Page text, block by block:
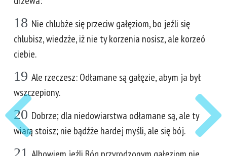
18 Nie chlubże się przeciw gałęziom, bo jeźli się
chlubisz, wiedzże, iż nie ty korzenia nosisz, ale korzeó
ciebie.
19 Ale rzeczesz: Odłamane są gałęzie, abym ja był
wszczepiony.
20 Dobrze; dla niedowiarstwa odłamane są, ale ty
wiarą stoisz; nie bądźże hardej myśli, ale się bój.
21